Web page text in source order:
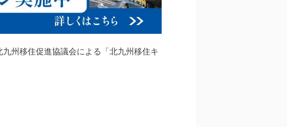
州移住促進協議会による「北九州移住キ